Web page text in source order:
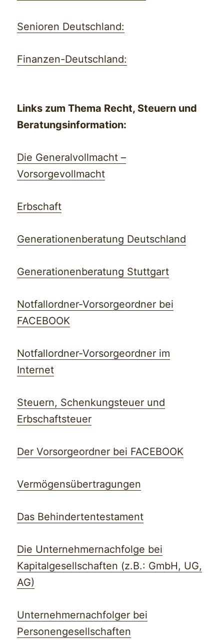
Senioren Deutschland:
Finanzen-Deutschland:
Links zum Thema Recht, Steuern und
Beratungsinformation:
Die Generalvollmacht –
Vorsorgevollmacht
Erbschaft
Generationenberatung Deutschland
Generationenberatung Stuttgart
Notfallordner-Vorsorgeordner bei
FACEBOOK
Notfallordner-Vorsorgeordner im
Internet
Steuern, Schenkungsteuer und
Erbschaftsteuer
Der Vorsorgeordner bei FACEBOOK
Vermögensübertragungen
Das Behindertentestament
Die Unternehmernachfolge bei
Kapitalgesellschaften (z.B.: GmbH, UG,
AG)
Unternehmernachfolger bei
Personengesellschaften